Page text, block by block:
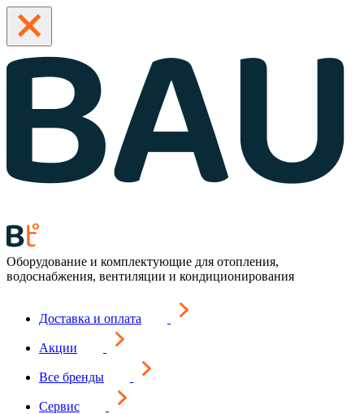
Оборудование и комплектующие для отопления,
водоснабжения, вентиляции и кондиционирования
Доставка и оплата
Акции
Все бренды
Сервис